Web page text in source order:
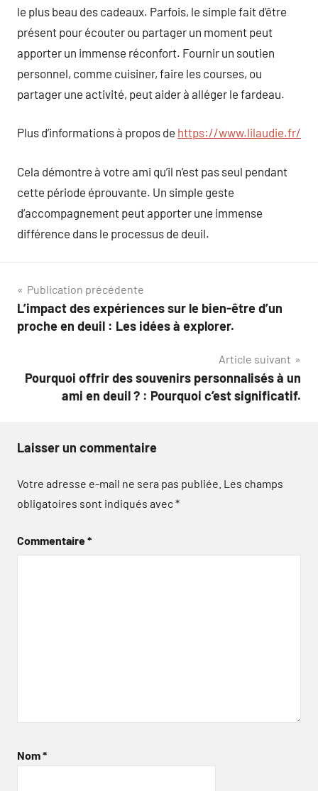
le plus beau des cadeaux. Parfois, le simple fait d’être
présent pour écouter ou partager un moment peut
apporter un immense réconfort. Fournir un soutien
personnel, comme cuisiner, faire les courses, ou
partager une activité, peut aider à alléger le fardeau.
Plus d’informations à propos de https://www.lilaudie.fr/
Cela démontre à votre ami qu’il n’est pas seul pendant
cette période éprouvante. Un simple geste
d’accompagnement peut apporter une immense
différence dans le processus de deuil.
Navigation
de
Publication précédente
L’impact des expériences sur le bien-être d’un
proche en deuil : Les idées à explorer.
Article suivant
Pourquoi offrir des souvenirs personnalisés à un
ami en deuil ? : Pourquoi c’est significatif.
Laisser un commentaire
Votre adresse e-mail ne sera pas publiée. Les champs
obligatoires sont indiqués avec*
Commentaire*
Nom*